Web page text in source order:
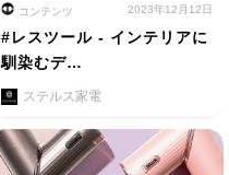
コンテンツ 2023年12月12日
#レスツール - インテリアに
馴染むデ…
ステルス家電